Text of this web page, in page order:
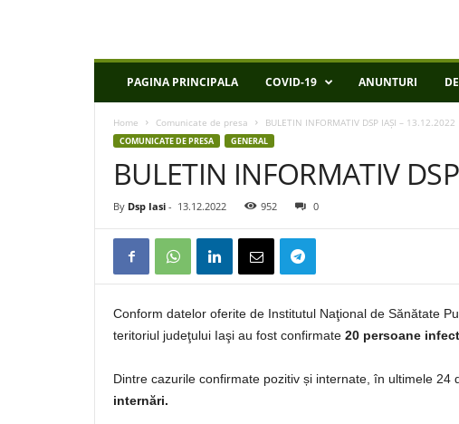
P
PAGINA PRINCIPALA COVID-19 ANUNTURI
Home Comunicate de presa BULETIN INFORMATIV DSP IAȘI – 13.12.2022
COMUNICATE DE PRESA GENERAL
BULETIN INFORMATIV
By Dsp Iasi - 13.12.2022 952 0
Conform datelor oferite de Institutul Naţional de Sănătate
teritoriul judeţului Iaşi au fost confirmate 20 persoane
Dintre cazurile confirmate pozitiv și internate, în ultimele 24
internări.